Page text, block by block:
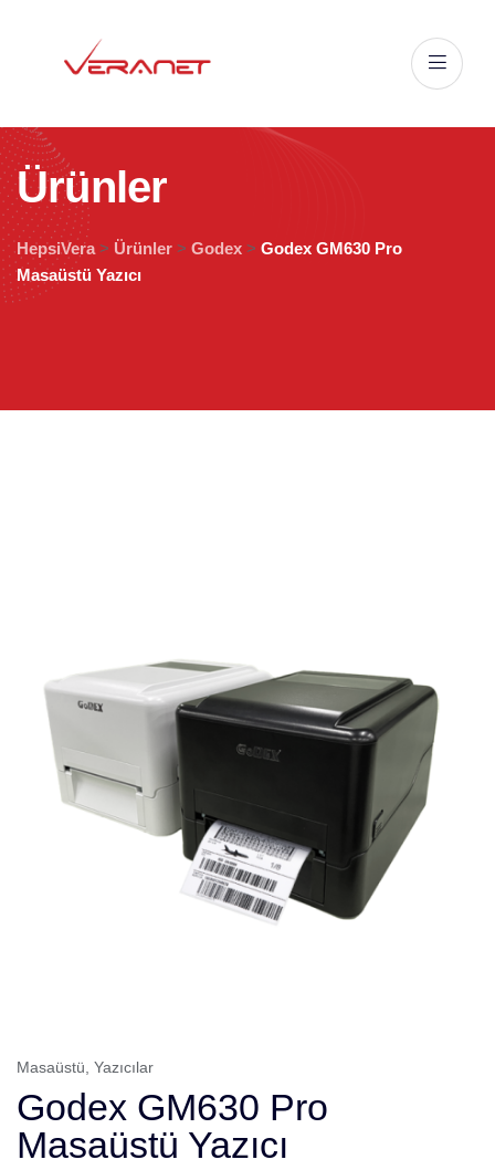
Ürünler
HepsiVera > Ürünler > Godex > Godex GM630 Pro
Masaüstü Yazıcı
Masaüstü Yazıcılar
Godex GM630 Pro
Masaüstü Yazıcı